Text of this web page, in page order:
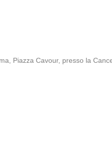
Piazza Cavour, presso la